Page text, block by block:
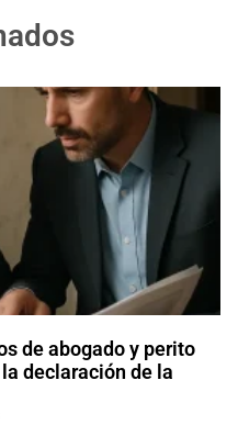
de abogado y perito
declaración de la